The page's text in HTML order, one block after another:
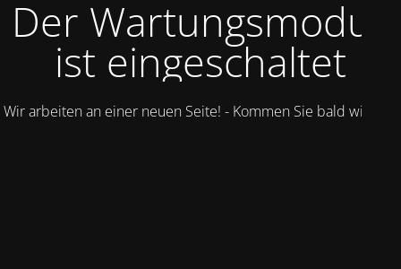
Der Wartungsmodus
ist eingeschaltet
Wir arbeiten an einer neuen Seite! - Kommen Sie bald wieder.